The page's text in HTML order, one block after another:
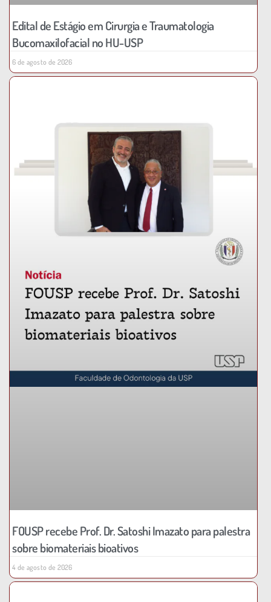
Edital de Estágio em Cirurgia e Traumatologia
Bucomaxilofacial no HU-USP
6 de agosto de 2026
FOUSP recebe Prof. Dr. Satoshi Imazato para palestra
sobre biomateriais bioativos
4 de agosto de 2026